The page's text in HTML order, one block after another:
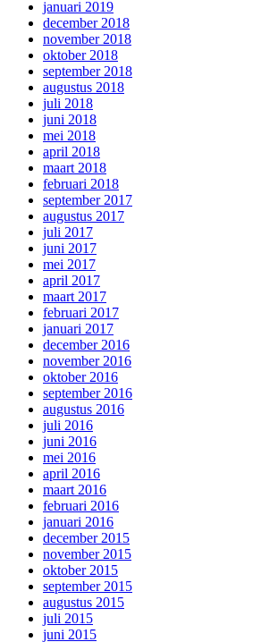
januari 2019
december 2018
november 2018
oktober 2018
september 2018
augustus 2018
juli 2018
juni 2018
mei 2018
april 2018
maart 2018
februari 2018
september 2017
augustus 2017
juli 2017
juni 2017
mei 2017
april 2017
maart 2017
februari 2017
januari 2017
december 2016
november 2016
oktober 2016
september 2016
augustus 2016
juli 2016
juni 2016
mei 2016
april 2016
maart 2016
februari 2016
januari 2016
december 2015
november 2015
oktober 2015
september 2015
augustus 2015
juli 2015
juni 2015